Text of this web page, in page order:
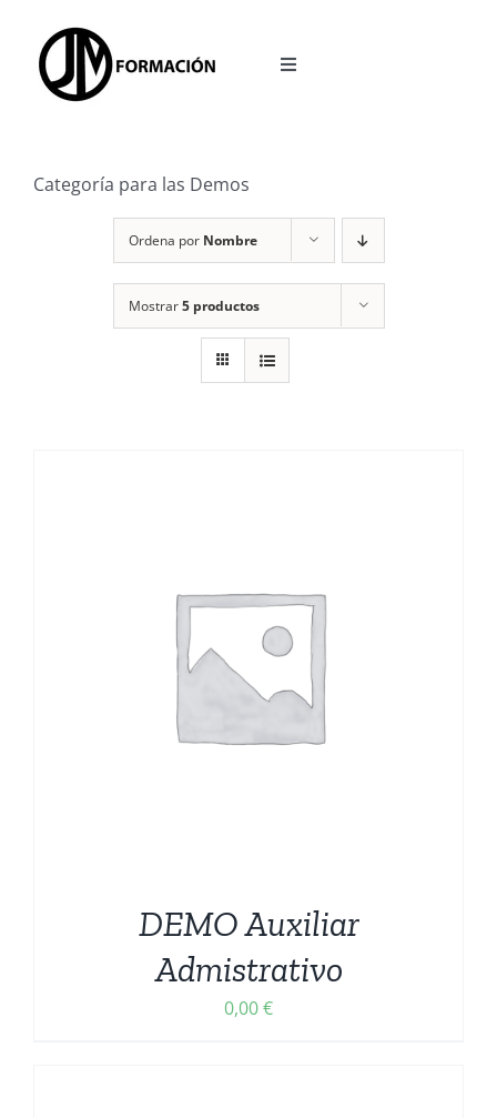
contenido
Toggle
OPOSICIONES
ACCESO A LA PLATAFORMA
Categoría para las Demos
Ordena por Nombre
Mostrar5 productos
DEMO Auxiliar
Admistrativo
0,00€